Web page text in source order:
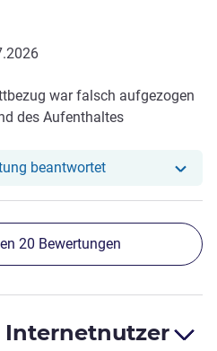
3.5/5
war falsch aufgezogen
des Aufenthaltes
beantwortetUnser Hotel hat
20 Bewertungen
Internetnutzer